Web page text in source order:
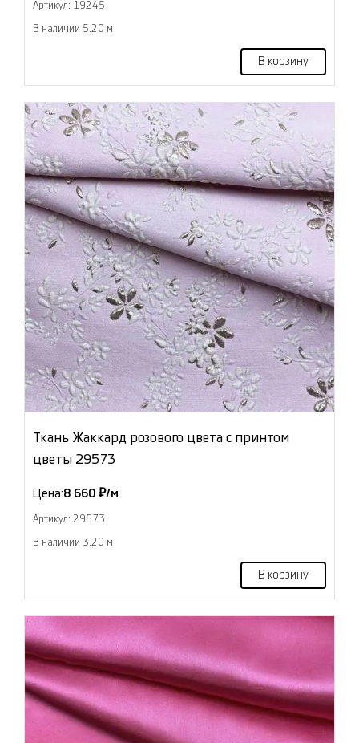
Артикул: 19245
В наличии 5.20 м
В корзину
Ткань Жаккард розового цвета с принтом
цветы 29573
Цена:8 660 ₽/м
Артикул: 29573
В наличии 3.20 м
В корзину